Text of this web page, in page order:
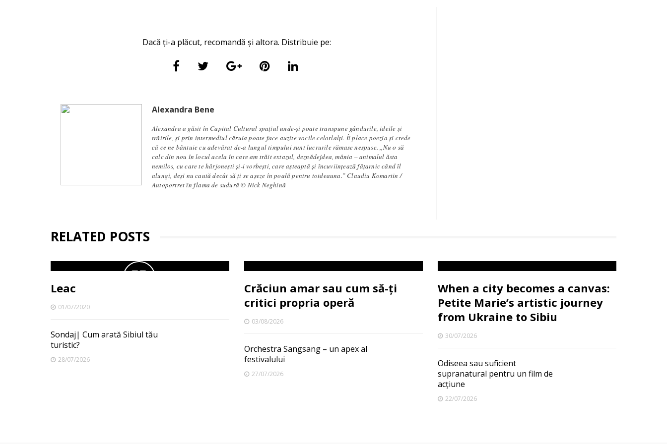
Dacă ți-a plăcut, recomandă și altora. Distribuie pe:
Alexandra Bene
Alexandra a găsit în Capital Cultural spațiul unde-și poate transpune gândurile, ideile și
trăirile, și prin intermediul căruia poate face auzite vocile celorlalți. Îi place poezia și crede
că ce ne bântuie cu adevărat de-a lungul timpului sunt lucrurile rămase nespuse. ,,Nu o să
calc din nou în locul acela în care am trăit extazul, deznădejdea, mânia – animalul ăsta
nemilos, cu care te hârjonești și-i vorbești, care așteaptă și încuviințează fățarnic când îl
alungi, deși nu caută decât să ți se așeze în poală pentru totdeauna.” Claudiu Komartin /
Autoportret în flama de sudură © Nick Neghină
RELATED POSTS
Leac
01/07/2020
Sondaj| Cum arată Sibiul tău
turistic?
28/07/2026
Crăciun amar sau cum să-ți
critici propria operă
03/08/2026
Orchestra Sangsang – un apex al
festivalului
27/07/2026
When a city becomes a canvas:
Petite Marie’s artistic journey
from Ukraine to Sibiu
30/07/2026
Odiseea sau suficient
supranatural pentru un film de
acțiune
22/07/2026